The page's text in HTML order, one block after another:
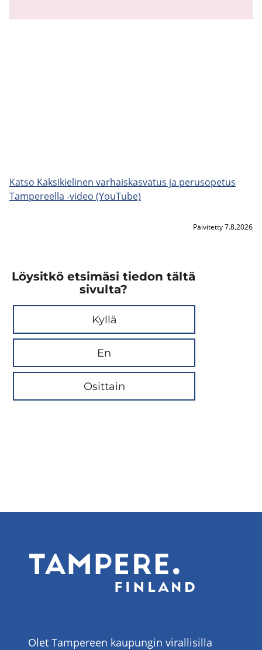
Katso Kak­si­kie­li­nen var­hais­kas­va­tus ja pe­rus­o­pe­tus
Tam­pe­reel­la -​video (You­Tu­be)
Päivitetty 7.8.2026
Löysitkö etsimäsi tiedon tältä
sivulta?
Kyllä
En
Osittain
Olet Tampereen kaupungin virallisilla